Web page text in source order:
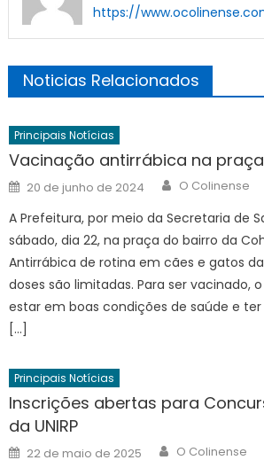
https://
Noticias Relacionados
Principais Notícias
Vacinação antirrábica na praça
Posted
on
20 de junho de 2024 Author
O Colinense
A Prefeitura, por meio da Secretaria de
sábado, dia 22, na praça do bairro da
Antirrábica de rotina em cães e gatos
doses são limitadas. Para ser vacinado,
estar em boas condições de saúde e
[…]
Principais Notícias
Inscrições abertas para
da UNIRP
Posted
on
22 de maio de 2025 Author
O Colinense